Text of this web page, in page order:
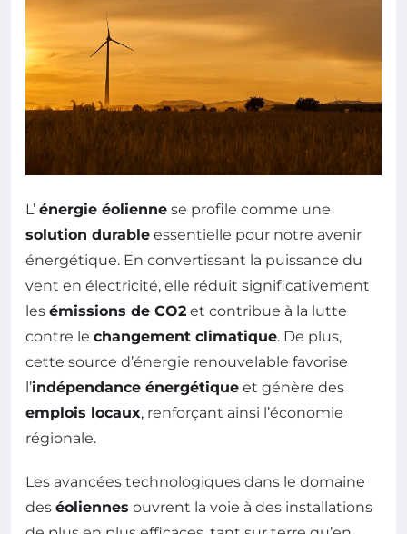
L’ énergie éolienne se profile comme une
solution durable essentielle pour notre avenir
énergétique. En convertissant la puissance du
vent en électricité, elle réduit significativement
les émissions de CO2 et contribue à la lutte
contre le changement climatique. De plus,
cette source d’énergie renouvelable favorise
l’indépendance énergétique et génère des
emplois locaux, renforçant ainsi l’économie
régionale.
Les avancées technologiques dans le domaine
des éoliennes ouvrent la voie à des installations